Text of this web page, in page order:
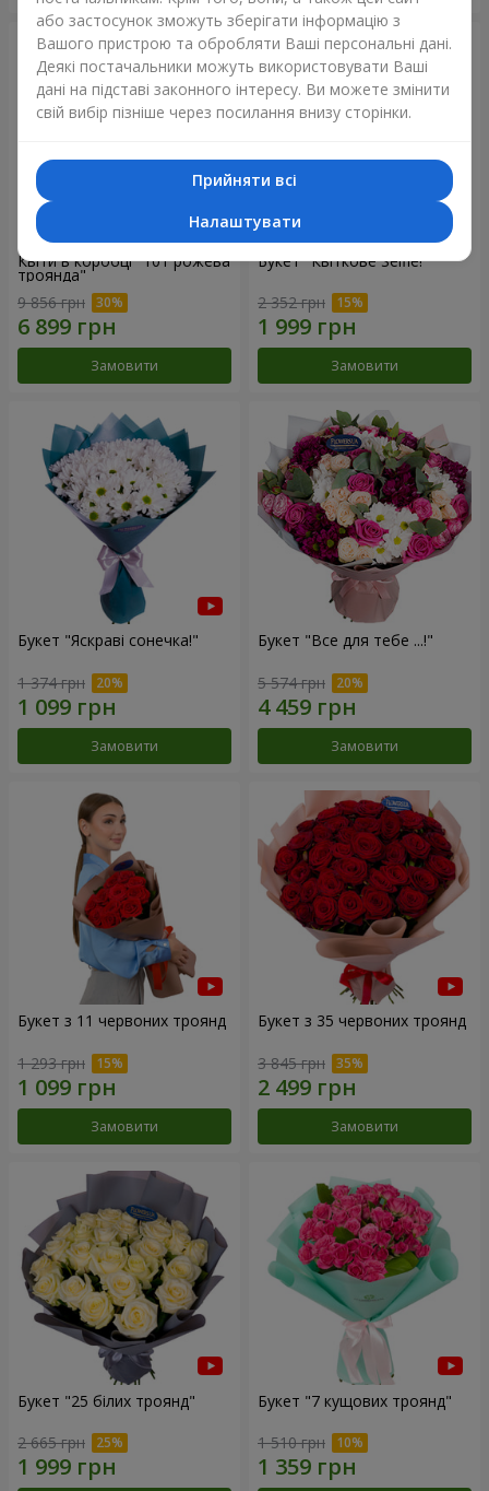
Квіти в коробці "101 рожева
троянда"
9 856 грн
Замовити
Букет "Квіткове Selfie!"
2 352 грн
Замовити
Букет "Яскраві сонечка!"
1 374 грн
Замовити
Букет "Все для тебе ...!"
5 574 грн
Замовити
Букет з 11 червоних троянд
1 293 грн
Замовити
Букет з 35 червоних троянд
3 845 грн
Замовити
Букет "25 білих троянд"
2 665 грн
Букет "7 кущових троянд"
1 510 грн
або застосунок зможуть зберігати інформацію з
Вашого пристрою та обробляти Ваші персональні дані.
Деякі постачальники можуть використовувати Ваші
дані на підставі законного інтересу. Ви можете змінити
свій вибір пізніше через посилання внизу сторінки.
Прийняти всі
Налаштувати